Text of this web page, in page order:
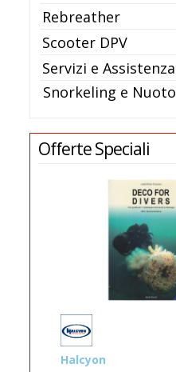
Rebreather
Scooter DPV
Servizi e Assistenza
Snorkeling e Nuoto
Offerte Speciali
Halcyon